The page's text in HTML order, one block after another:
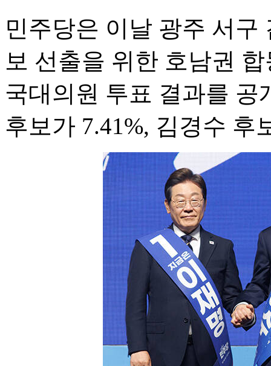
민주당은 이날 광주 서
보 선출을 위한 호남권
국대의원 투표 결과를 공
후보가 7.41%, 김경수 후